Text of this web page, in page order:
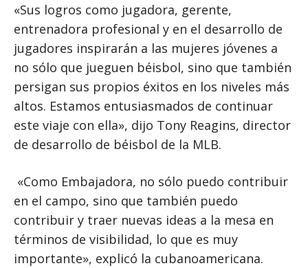
«Sus logros como jugadora, gerente,
entrenadora profesional y en el desarrollo de
jugadores inspirarán a las mujeres jóvenes a
no sólo que jueguen béisbol, sino que también
persigan sus propios éxitos en los niveles más
altos. Estamos entusiasmados de continuar
este viaje con ella», dijo Tony Reagins, director
de desarrollo de béisbol de la MLB.
«Como Embajadora, no sólo puedo contribuir
en el campo, sino que también puedo
contribuir y traer nuevas ideas a la mesa en
términos de visibilidad, lo que es muy
importante», explicó la cubanoamericana.